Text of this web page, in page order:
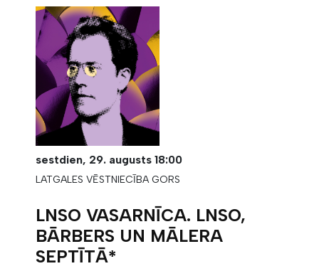
sestdien, 29. augusts 18:00
LATGALES VĒSTNIECĪBA GORS
LNSO VASARNĪCA. LNSO,
BĀRBERS UN MĀLERA
SEPTĪTĀ*